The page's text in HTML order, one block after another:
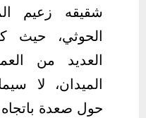
شقيقه زعيم
الحوثي، حيث
العديد من
الميدان، لا
حول صعدة